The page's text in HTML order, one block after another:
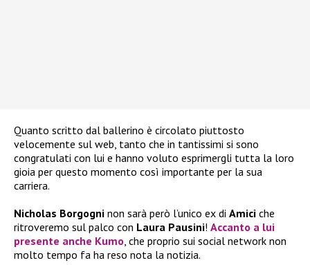
Quanto scritto dal ballerino è circolato piuttosto
velocemente sul web, tanto che in tantissimi si sono
congratulati con lui e hanno voluto esprimergli tutta la loro
gioia per questo momento così importante per la sua
carriera.
Nicholas Borgogni non sarà però l’unico ex di Amici che
ritroveremo sul palco con Laura Pausini! Accanto a lui
presente anche Kumo, che proprio sui social network non
molto tempo fa ha reso nota la notizia.